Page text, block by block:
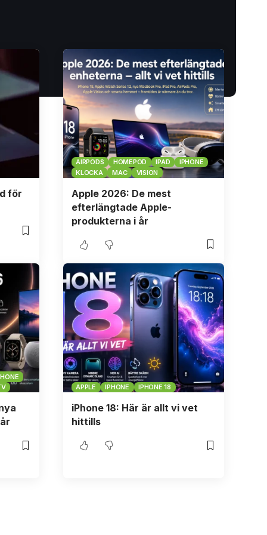
för
AIRPODS HOMEPOD IPAD
IPHONE
KLOCKA
MAC VISION
Apple 2026: De mest
efterlängtade Apple-
produkterna i år
APPLE IPHONE IPHONE 18
iPhone 18: Här är allt vi vet
hittills